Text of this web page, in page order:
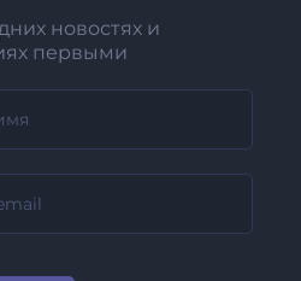
новостях и
первыми